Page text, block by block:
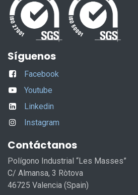
Síguenos
Facebook
Youtube
Linkedin
Instagram
Contáctanos
Polígono Industrial “Les Masses”
C/ Almansa, 3 Ròtova
46725 Valencia (Spain)